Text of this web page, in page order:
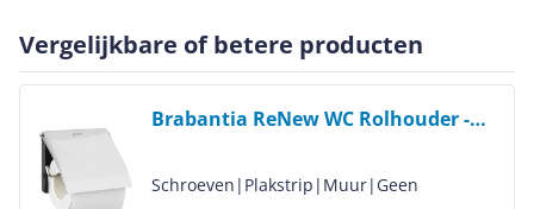
Vergelijkbare of betere producten
Brabantia ReNew WC Rolhouder -
Schroeven | Plakstrip | Muur| Geen